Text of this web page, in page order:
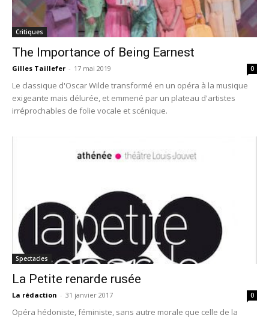
Critiques
The Importance of Being Earnest
Gilles Taillefer - 17 mai 2019 0
Le classique d'Oscar Wilde transformé en un opéra à la musique
exigeante mais délurée, et emmené par un plateau d'artistes
irréprochables de folie vocale et scénique.
Spectacles
La Petite renarde rusée
La rédaction - 31 janvier 2017 0
Opéra hédoniste, féministe, sans autre morale que celle de la